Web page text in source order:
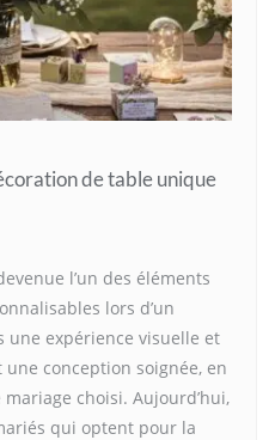
de table unique
l’un des éléments
lors d’un
une expérience visuelle et
conception soignée, en
choisi. Aujourd’hui,
qui optent pour la